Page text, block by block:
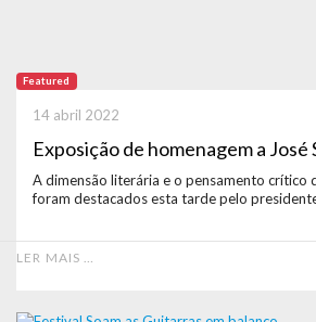
Featured
Exposição de homenagem a José
14 abril 2022
A dimensão literária e o pensamento crítico
foram destacados esta tarde pelo
LER MAIS …